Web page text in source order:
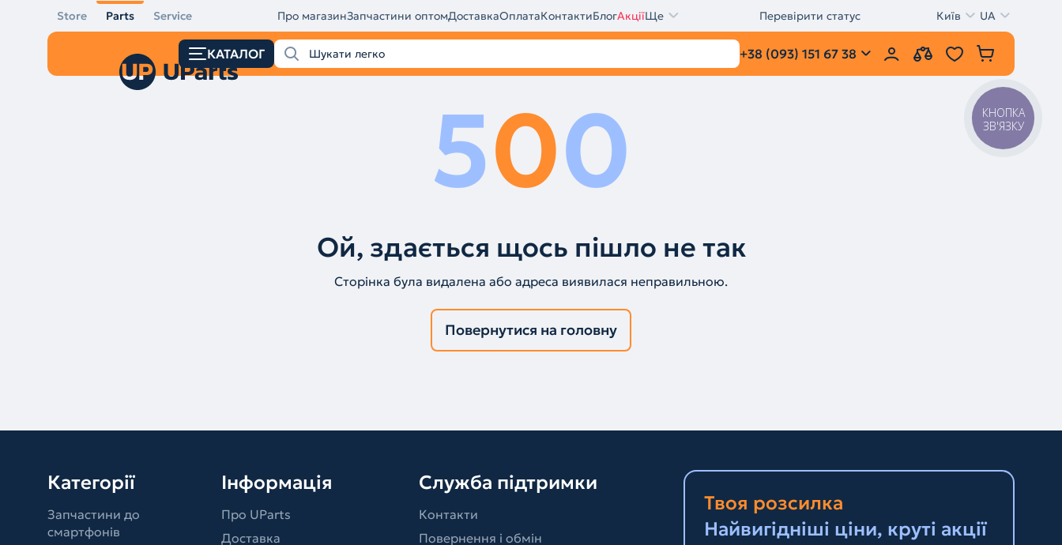
Store Parts Service Про магазинЗапчастини оптомДоставкаОплатаКонтактиБлогАкціїЩе Перевірити статус Київ UA
КАТАЛОГ +38 (093) 151 67 38
500
Ой, здається щось пішло не так
Сторінка була видалена або адреса виявилася неправильною.
Повернутися на головну
Категорії
Запчастини до
смартфонів
Інформація
Про UParts
Доставка
Служба підтримки
Контакти
Повернення і обмін
Твоя розсилка
Найвигідніші ціни, круті акції
КНОПКА
ЗВ'ЯЗКУ